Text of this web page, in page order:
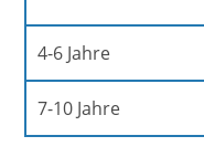
4-6 Jahre
7-10 Jahre